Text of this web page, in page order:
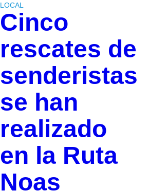
LOCAL
Cinco
rescates de
senderistas
se han
realizado
en la Ruta
Noas